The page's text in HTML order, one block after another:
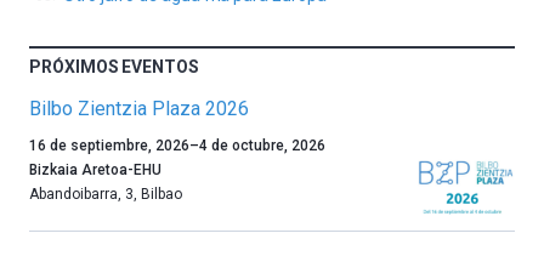
PRÓXIMOS EVENTOS
Bilbo Zientzia Plaza 2026
Un
año
más,
16 de septiembre, 2026–4 de octubre, 2026
Bizkaia Aretoa-EHU
Abandoibarra, 3, Bilbao